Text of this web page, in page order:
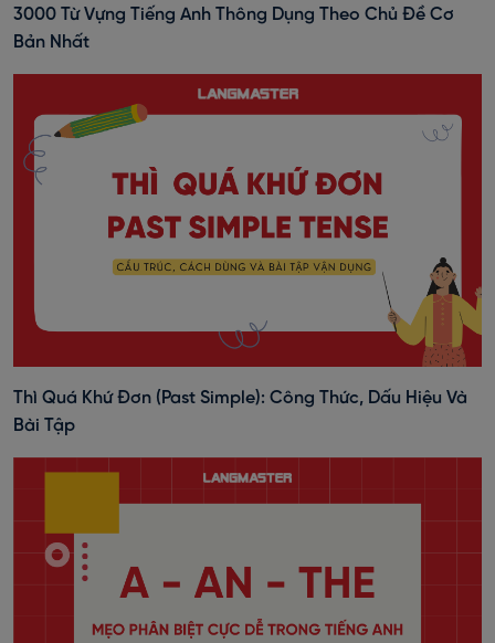
3000 Từ Vựng Tiếng Anh Thông Dụng Theo Chủ Đề Cơ
Bản Nhất
Thì Quá Khứ Đơn (past Simple): Công Thức, Dấu Hiệu Và
Bài Tập